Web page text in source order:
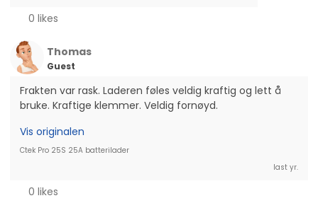
0 likes
Thomas
Guest
Frakten var rask. Laderen føles veldig kraftig og lett å
bruke. Kraftige klemmer. Veldig fornøyd.
Vis originalen
Ctek Pro 25S 25A batterilader
last yr.
0 likes